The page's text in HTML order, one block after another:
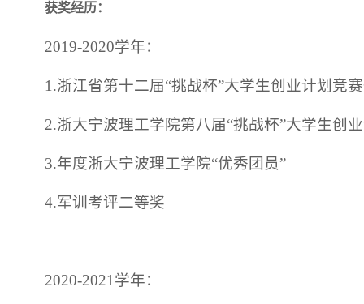
获奖经历：
2019-2020学年：
1.浙江省第十二届“挑战杯”大学生创业计划竞
2.浙大宁波理工学院第八届“挑战杯”大学生创
3.年度浙大宁波理工学院“优秀团员”
4.军训考评二等奖
2020-2021学年：